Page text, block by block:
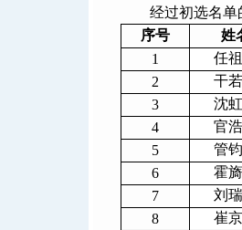
经过初选名单
序号
姓
1
任
2
干
3
沈
4
官
5
管
6
霍
7
刘
8
崔